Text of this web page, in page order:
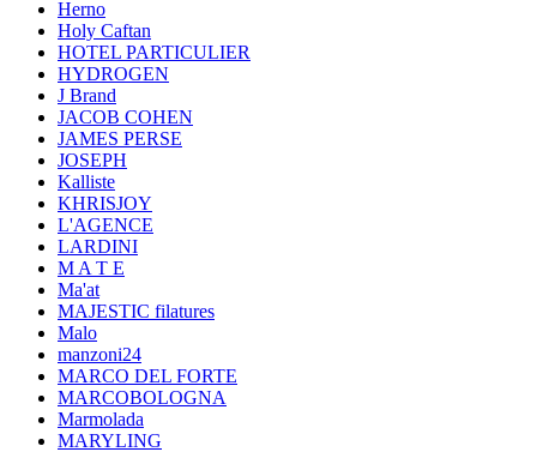
Herno
Holy Caftan
HOTEL PARTICULIER
HYDROGEN
J Brand
JACOB COHEN
JAMES PERSE
JOSEPH
Kalliste
KHRISJOY
L'AGENCE
LARDINI
M A T E
Ma'at
MAJESTIC filatures
Malo
manzoni24
MARCO DEL FORTE
MARCOBOLOGNA
Marmolada
MARYLING